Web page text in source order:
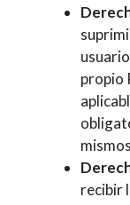
propio
recibir